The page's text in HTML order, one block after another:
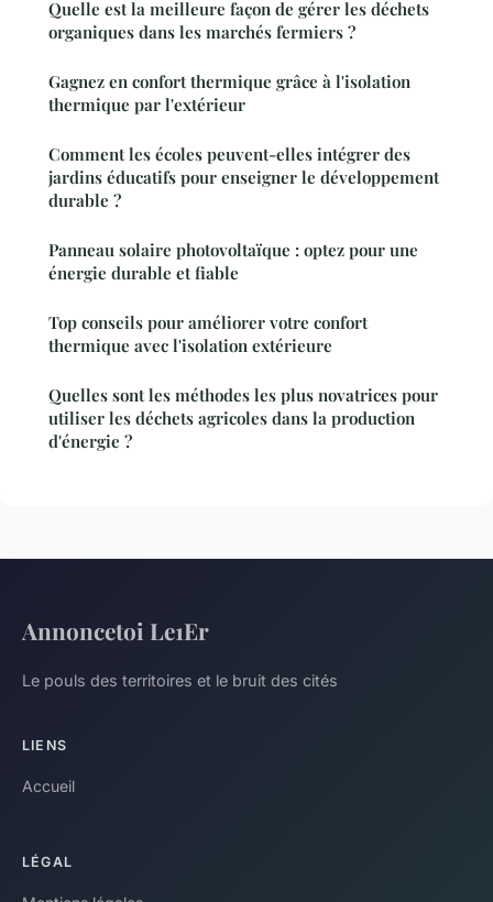
Quelle est la meilleure façon de gérer les déchets
organiques dans les marchés fermiers ?
Gagnez en confort thermique grâce à l'isolation
thermique par l'extérieur
Comment les écoles peuvent-elles intégrer des
jardins éducatifs pour enseigner le développement
durable ?
Panneau solaire photovoltaïque : optez pour une
énergie durable et fiable
Top conseils pour améliorer votre confort
thermique avec l'isolation extérieure
Quelles sont les méthodes les plus novatrices pour
utiliser les déchets agricoles dans la production
d'énergie ?
Annoncetoi Le1Er
Le pouls des territoires et le bruit des cités
LIENS
Accueil
LÉGAL